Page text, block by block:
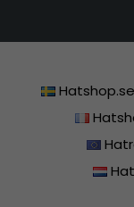
Hatshop.se